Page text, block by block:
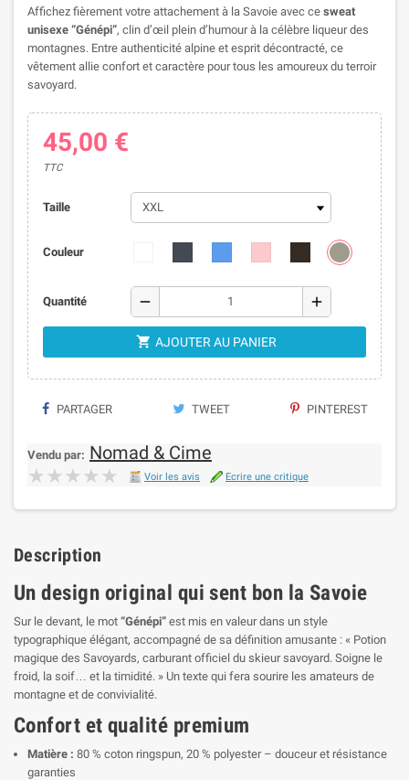
Affichez fièrement votre attachement à la Savoie avec ce sweat
unisexe “Génépi”, clin d’œil plein d’humour à la célèbre liqueur des
montagnes. Entre authenticité alpine et esprit décontracté, ce
vêtement allie confort et caractère pour tous les amoureux du terroir
savoyard.
45,00 €
TTC
Taille
Couleur
Quantité remove add
 AJOUTER AU PANIER
PARTAGER TWEET PINTEREST
Vendu par: Nomad & Cime
★★★★★
★★★★★ Voir les avis Ecrire une critique
Description
Un design original qui sent bon la Savoie
Sur le devant, le mot “Génépi” est mis en valeur dans un style
typographique élégant, accompagné de sa définition amusante : « Potion
magique des Savoyards, carburant officiel du skieur savoyard. Soigne le
froid, la soif… et la timidité. » Un texte qui fera sourire les amateurs de
montagne et de convivialité.
Confort et qualité premium
Matière : 80 % coton ringspun, 20 % polyester – douceur et résistance
garanties